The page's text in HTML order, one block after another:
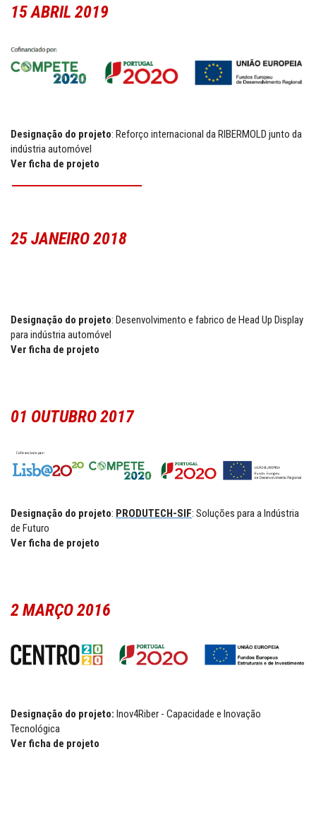
15 ABRIL 2019
Designação do projeto: Reforço internacional da RIBERMOLD junto da
indústria automóvel
Ver ficha de projeto
25 JANEIRO 2018
Designação do projeto: Desenvolvimento e fabrico de Head Up Display
para indústria automóvel
Ver ficha de projeto
01 OUTUBRO 2017
Designação do projeto: PRODUTECH-SIF: Soluções para a Indústria
de Futuro
Ver ficha de projeto
2 MARÇO 2016
Designação do projeto: Inov4Riber - Capacidade e Inovação
Tecnológica
Ver ficha de projeto